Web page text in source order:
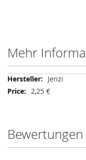
Mehr
Mehr
Informationen
Jenzi
2,25 €
Bewertungen